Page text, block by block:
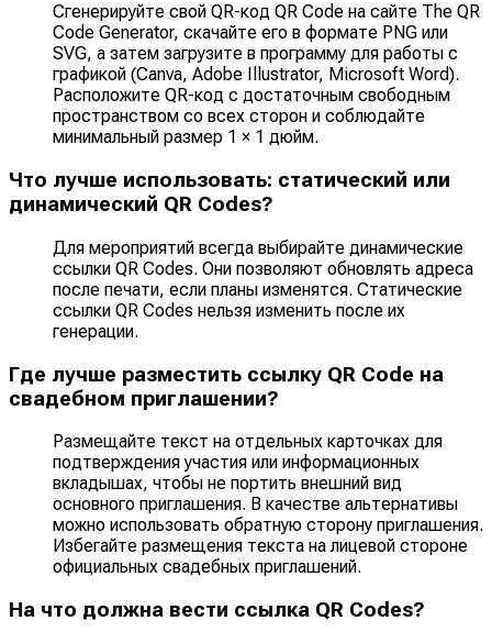
Сгенерируйте свой QR-код QR Code на сайте The QR
Code Generator, скачайте его в формате PNG или
SVG, а затем загрузите в программу для работы с
графикой (Canva, Adobe Illustrator, Microsoft Word).
Расположите QR-код с достаточным свободным
пространством со всех сторон и соблюдайте
минимальный размер 1 × 1 дюйм.
Что лучше использовать: статический или
динамический QR Codes?
Для мероприятий всегда выбирайте динамические
ссылки QR Codes. Они позволяют обновлять адреса
после печати, если планы изменятся. Статические
ссылки QR Codes нельзя изменить после их
генерации.
Где лучше разместить ссылку QR Code на
свадебном приглашении?
Размещайте текст на отдельных карточках для
подтверждения участия или информационных
вкладышах, чтобы не портить внешний вид
основного приглашения. В качестве альтернативы
можно использовать обратную сторону приглашения.
Избегайте размещения текста на лицевой стороне
официальных свадебных приглашений.
На что должна вести ссылка QR Codes?